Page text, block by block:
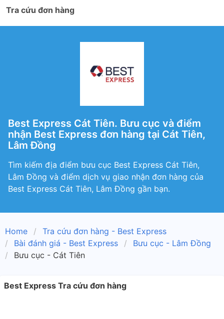
Tra cứu đơn hàng
Best Express Cát Tiên. Bưu cục và điểm
nhận Best Express đơn hàng tại Cát Tiên,
Lâm Đồng
Tìm kiếm địa điểm bưu cục Best Express Cát Tiên,
Lâm Đồng và điểm dịch vụ giao nhận đơn hàng của
Best Express Cát Tiên, Lâm Đồng gần bạn.
Home
Tra cứu đơn hàng - Best Express
Bài đánh giá - Best Express
Bưu cục - Lâm Đồng
Bưu cục - Cát Tiên
Best Express Tra cứu đơn hàng